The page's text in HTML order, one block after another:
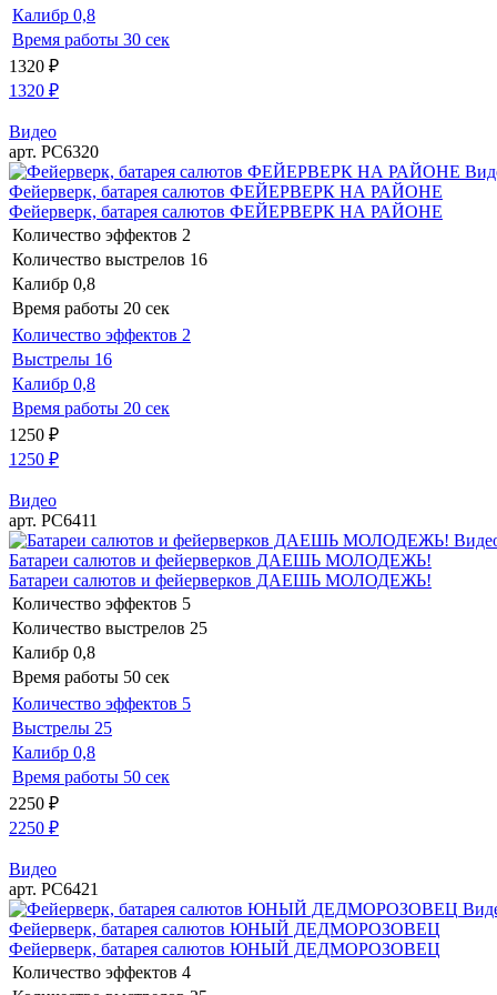
Калибр 0,8
Время работы 30 сек
1320 ₽
1320 ₽
Видео
арт. РС6320
Фейерверк, батарея салютов ФЕЙЕРВЕРК НА РАЙОНЕ
Фейерверк, батарея салютов ФЕЙЕРВЕРК НА РАЙОНЕ
Количество эффектов 2
Количество выстрелов 16
Калибр 0,8
Время работы 20 сек
Количество эффектов 2
Выстрелы 16
Калибр 0,8
Время работы 20 сек
1250 ₽
1250 ₽
Видео
арт. РС6411
Батареи салютов и фейерверков ДАЕШЬ МОЛОДЕЖЬ!
Батареи салютов и фейерверков ДАЕШЬ МОЛОДЕЖЬ!
Количество эффектов 5
Количество выстрелов 25
Калибр 0,8
Время работы 50 сек
Количество эффектов 5
Выстрелы 25
Калибр 0,8
Время работы 50 сек
2250 ₽
2250 ₽
Видео
арт. РС6421
Фейерверк, батарея салютов ЮНЫЙ ДЕДМОРОЗОВЕЦ
Фейерверк, батарея салютов ЮНЫЙ ДЕДМОРОЗОВЕЦ
Количество эффектов 4